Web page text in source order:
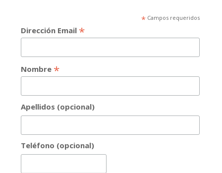
*Campos requeridos
Dirección Email *
Nombre *
Apellidos (opcional)
Teléfono (opcional)